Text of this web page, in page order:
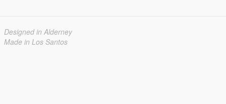
Designed in Alderney
Made in Los Santos